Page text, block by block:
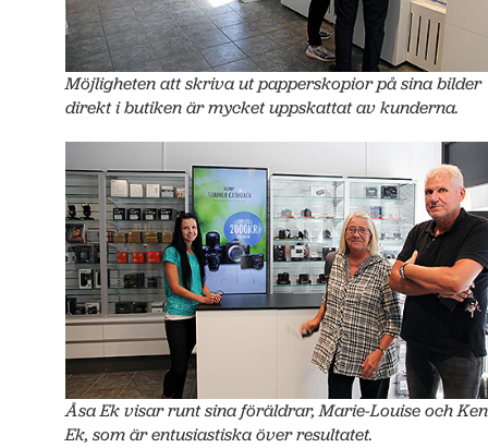
Möjligheten att skriva ut papperskopior på sina bilder
direkt i butiken är mycket uppskattat av kunderna.
Åsa Ek visar runt sina föräldrar, Marie-Louise och
Ek, som är entusiastiska över resultatet.